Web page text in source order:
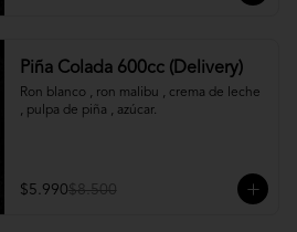
Piña Colada 600cc (Delivery)
Ron blanco , ron malibu , crema de leche
, pulpa de piña , azúcar.
$5.990$8.500